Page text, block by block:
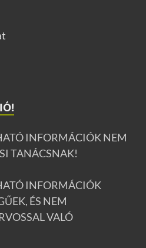
INFORMÁCIÓK NEM
TANÁCSNAK!
INFORMÁCIÓK
ÉS NEM
VALÓ